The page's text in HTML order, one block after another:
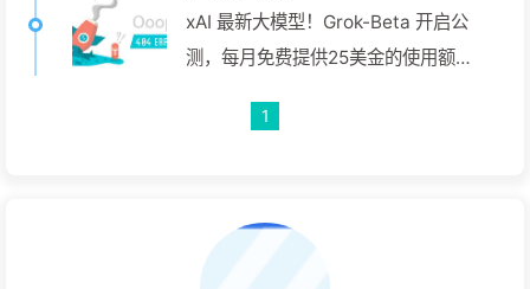
xAI 最新大模型！Grok-Beta 开启公
测，每月免费提供25美金的使用额
1